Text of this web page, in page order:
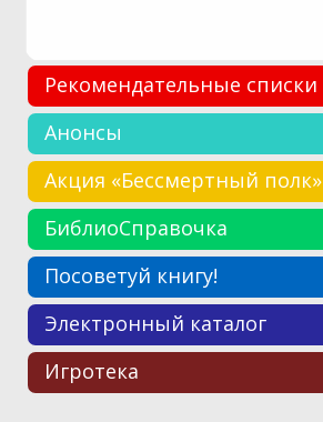
Рекомендательные списки
Анонсы
Акция «Бессмертный полк»
БиблиоСправочка
Посоветуй книгу!
Электронный каталог
Игротека